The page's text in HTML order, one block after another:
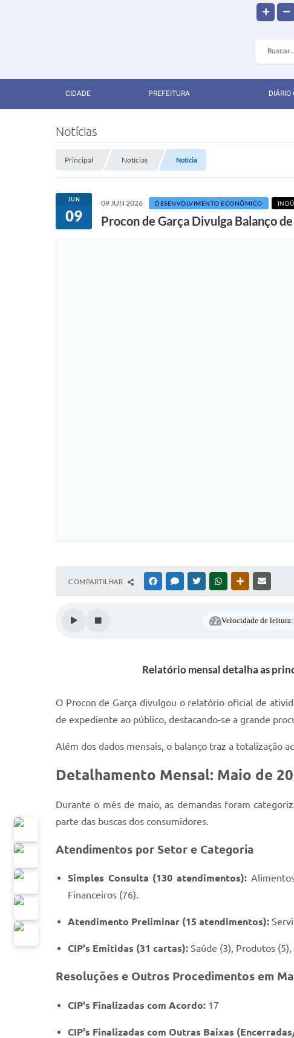
CIDADE PREFEITURA DIÁRIO
Notícias
Principal Notícias Notícia
JUN
09
09 JUN 2026 DESENVOLVIMENTO ECONÔMICO
Procon de Garça Divulga Balanço
COMPARTILHAR FACEBOOKMESSENGER
TWITTERWHATSAPPOUTRAS MÍDIAS
Velocidade de leitura:
Relatório mensal detalha as
O Procon de Garça divulgou o relatório oficial de
de expediente ao público, destacando-se a grande
Além dos dados mensais, o balanço traz a totalização
Detalhamento Mensal: Maio de
Durante o mês de maio, as demandas foram
parte das buscas dos consumidores.
Atendimentos por Setor e Categoria
Simples Consulta (130 atendimentos):
Financeiros (76).
Atendimento Preliminar (15 atendimentos):
CIP's Emitidas (31 cartas): Saúde (3), Produtos
Resoluções e Outros Procedimentos em
CIP's Finalizadas com Acordo: 17
CIP's Finalizadas com Outras Baixas